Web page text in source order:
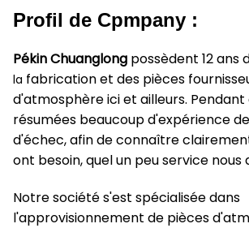
Profil de Cpmpany :
Pékin Chuanglong possèdent 12 ans
la fabrication et des pièces
d'atmosphère ici et ailleurs. Pendant
résumées beaucoup d'expérience
d'échec, afin de connaître
ont besoin, quel un peu service nous
Notre société s'est spécialisée dans
l'approvisionnement de pièces